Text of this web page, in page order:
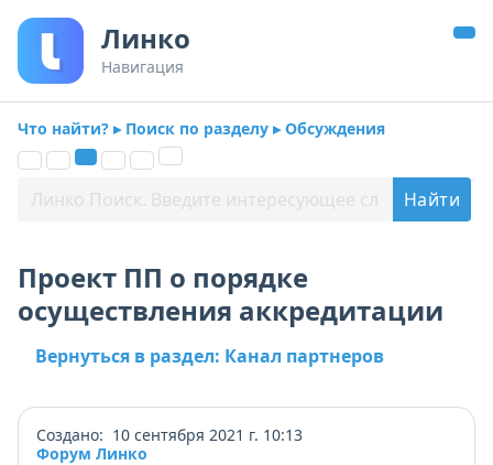
Линко
Навигация
Что найти? ▸ Поиск по разделу ▸ Обсуждения
Проект ПП о порядке
осуществления аккредитации
Вернуться в раздел: Канал партнеров
Создано: 10 сентября 2021 г. 10:13
Форум Линко